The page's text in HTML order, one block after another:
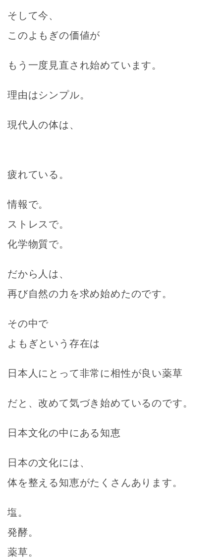
そして今、
このよもぎの価値が
もう一度見直され始めています。
理由はシンプル。
現代人の体は、
疲れている。
情報で。
ストレスで。
化学物質で。
だから人は、
再び自然の力を求め始めたのです。
その中で
よもぎという存在は
日本人にとって非常に相性が良い薬草
だと、改めて気づき始めているのです。
日本文化の中にある知恵
日本の文化には、
体を整える知恵がたくさんあります。
塩。
発酵。
薬草。